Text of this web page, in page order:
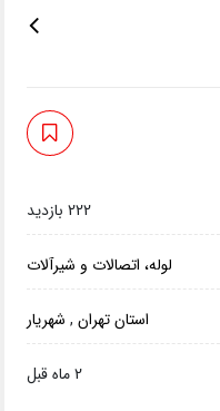
222 بازدید
لوله، اتصالات و شیرآلات
استان تهران, شهریار
2 ماه قبل